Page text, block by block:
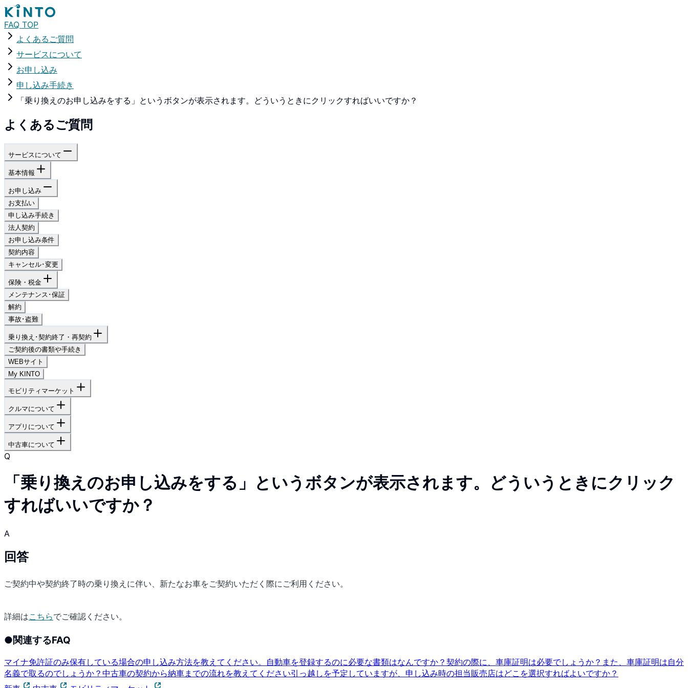
FAQ TOP
よくあるご質問
サービスについて
お申し込み
申し込み手続き
「乗り換えのお申し込みをする」というボタンが表示されます。どういうときにクリックすればいいですか？
よくあるご質問
サービスについて
基本情報
お申し込み
お支払い
申し込み手続き
法人契約
お申し込み条件
契約内容
キャンセル･変更
保険・税金
メンテナンス･保証
解約
事故･盗難
乗り換え･契約終了・再契約
ご契約後の書類や手続き
WEBサイト
My KINTO
モビリティマーケット
クルマについて
アプリについて
中古車について
Q
「乗り換えのお申し込みをする」というボタンが表示されます。どういうときにクリック
すればいいですか？
A
回答
ご契約中や契約終了時の乗り換えに伴い、新たなお車をご契約いただく際にご利用ください。
詳細はこちらでご確認ください。
●関連するFAQ
マイナ免許証のみ保有している場合の申し込み方法を教えてください。 自動車を登録するのに必要な書類はなんですか？ 契約の際に、車庫証明は必要でしょうか？また、車庫証明は自分
名義で取るのでしょうか？ 中古車の契約から納車までの流れを教えてください引っ越しを予定していますが、申し込み時の担当販売店はどこを選択すればよいですか？